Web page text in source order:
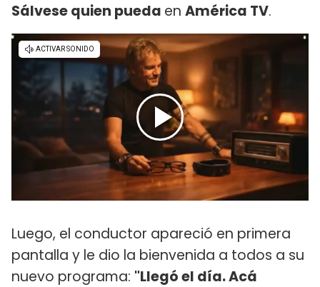
Sálvese quien pueda en América TV.
Luego, el conductor apareció en primera
pantalla y le dio la bienvenida a todos a su
nuevo programa: "Llegó el día. Acá